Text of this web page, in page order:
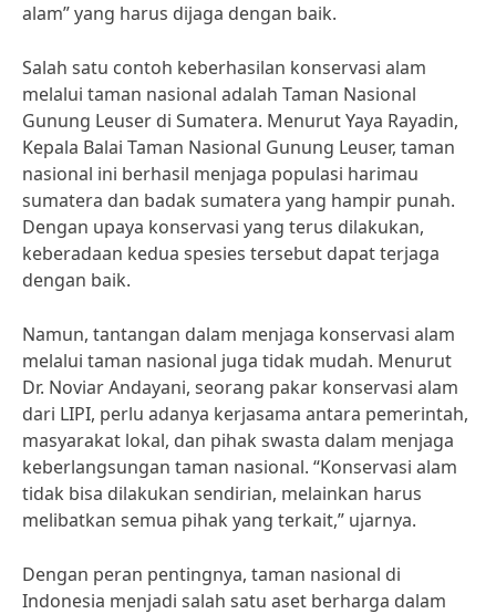
alam” yang harus dijaga dengan baik.
Salah satu contoh keberhasilan konservasi alam
melalui taman nasional adalah Taman Nasional
Gunung Leuser di Sumatera. Menurut Yaya Rayadin,
Kepala Balai Taman Nasional Gunung Leuser, taman
nasional ini berhasil menjaga populasi harimau
sumatera dan badak sumatera yang hampir punah.
Dengan upaya konservasi yang terus dilakukan,
keberadaan kedua spesies tersebut dapat terjaga
dengan baik.
Namun, tantangan dalam menjaga konservasi alam
melalui taman nasional juga tidak mudah. Menurut
Dr. Noviar Andayani, seorang pakar konservasi alam
dari LIPI, perlu adanya kerjasama antara pemerintah,
masyarakat lokal, dan pihak swasta dalam menjaga
keberlangsungan taman nasional. “Konservasi alam
tidak bisa dilakukan sendirian, melainkan harus
melibatkan semua pihak yang terkait,” ujarnya.
Dengan peran pentingnya, taman nasional di
Indonesia menjadi salah satu aset berharga dalam